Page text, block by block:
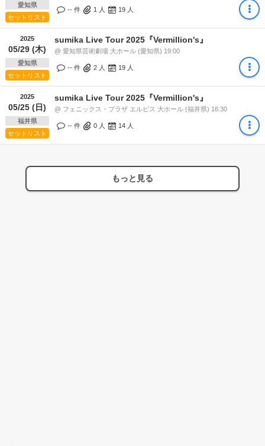
愛知県
セットリスト
-- 件 1 人 19 人
2025
05/29 (木)
愛知県
セットリスト
sumika Live Tour 2025『Vermillion's』
@ 愛知県芸術劇場 大ホール (愛知県) 19:00
-- 件 2 人 19 人
2025
05/25 (日)
福井県
セットリスト
sumika Live Tour 2025『Vermillion's』
@ フェニックス・プラザ エルピス 大ホール (福井県) 16:30
-- 件 0 人 14 人
もっと見る